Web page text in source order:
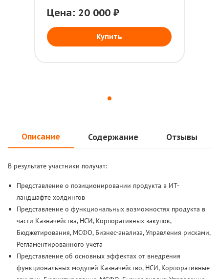
Цена: 20 000 ₽
Купить
Описание Содержание Отзывы
В результате участники получат:
Представление о позиционировании продукта в ИТ-
ландшафте холдингов
Представление о функциональных возможностях продукта в
части Казначейства, НСИ, Корпоративных закупок,
Бюджетирования, МСФО, Бизнес-анализа, Управления рисками,
Регламентированного учета
Представление об основных эффектах от внедрения
функциональных модулей Казначейство, НСИ, Корпоративные